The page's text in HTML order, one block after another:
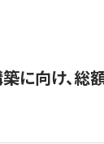
に向け、